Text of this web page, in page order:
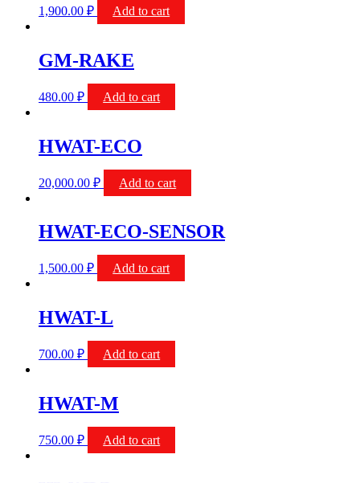
1,900.00 ₽ Add to cart
GM-RAKE
480.00 ₽ Add to cart
HWAT-ECO
20,000.00 ₽ Add to cart
HWAT-ECO-SENSOR
1,500.00 ₽ Add to cart
HWAT-L
700.00 ₽ Add to cart
HWAT-M
750.00 ₽ Add to cart